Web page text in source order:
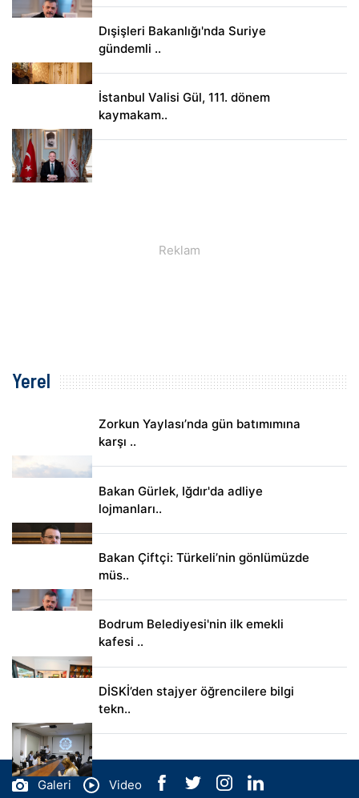
Dışişleri Bakanlığı'nda Suriye
gündemli ..
İstanbul Valisi Gül, 111. dönem
kaymakam..
Yerel
Zorkun Yaylası’nda gün batımımına
karşı ..
Bakan Gürlek, Iğdır'da adliye
lojmanları..
Bakan Çiftçi: Türkeli’nin gönlümüzde
müs..
Bodrum Belediyesi'nin ilk emekli
kafesi ..
DİSKİ’den stajyer öğrencilere bilgi
tekn..
Galeri Video